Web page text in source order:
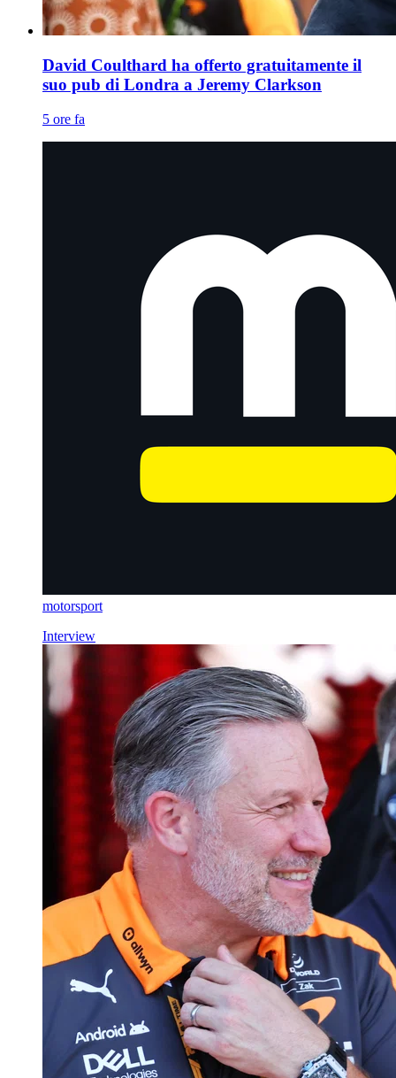
David Coulthard ha offerto gratuitamente il
suo pub di Londra a Jeremy Clarkson
5 ore fa
motorsport
Interview